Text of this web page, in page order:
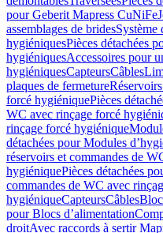
pour Geberit Mapress CuNiFe
assemblages de bridesSystème
hygiéniquesPièces détachées
hygiéniquesAccessoires pour
hygiéniquesCapteursCâbles
plaques de fermeture
forcé hygiéniquePièces
WC avec rinçage forcé
rinçage forcé hygiénique
détachées pour Modules
réservoirs et commandes de
hygiéniquePièces détachées
commandes de WC avec
hygiéniqueCapteursCâbles
pour Blocs d’alimentation
droitAvec raccords à sertir